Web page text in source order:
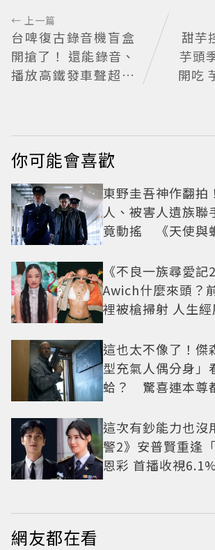
← 上一篇
台啤復古錄音機盲盒
開搶了！ 還能錄音、
播放高鐵發車聲超有
甜芋
芋頭
開吃
你可能會喜歡
東野圭吾神作翻拍
人、被害人遺族聯
竟動搖 《天使與
《不良一族尋愛
Awich什麼來頭？
裡被槍掃射 人生
這也太不像了！傑
型充氣人偶分身」
蛤？ 驚喜連本尊
這次有鈔能力也沒
警2》安普賢重逢
恩彩 首播收視
網友都在看